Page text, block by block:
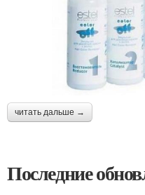
читать дальше →
Последние